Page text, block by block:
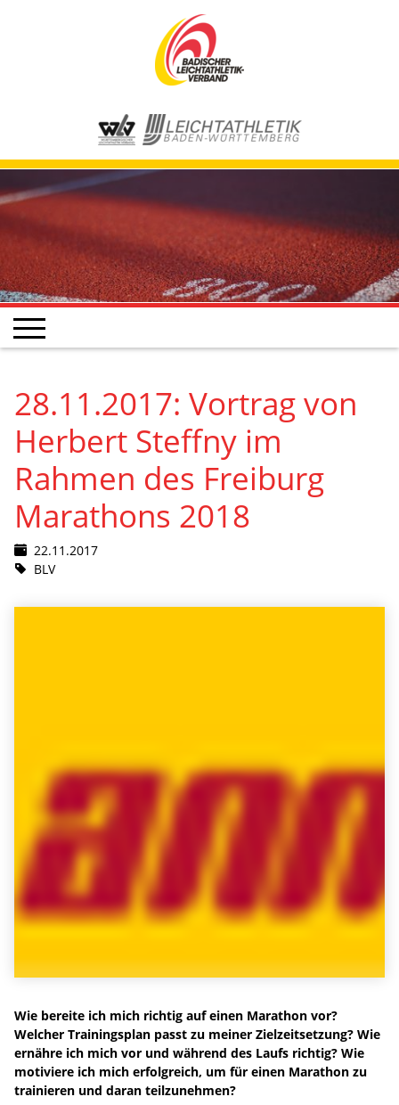
28.11.2017: Vortrag von
Herbert Steffny im
Rahmen des Freiburg
Marathons 2018
22.11.2017
BLV
Wie bereite ich mich richtig auf einen Marathon vor?
Welcher Trainingsplan passt zu meiner Zielzeitsetzung? Wie
ernähre ich mich vor und während des Laufs richtig? Wie
motiviere ich mich erfolgreich, um für einen Marathon zu
trainieren und daran teilzunehmen?